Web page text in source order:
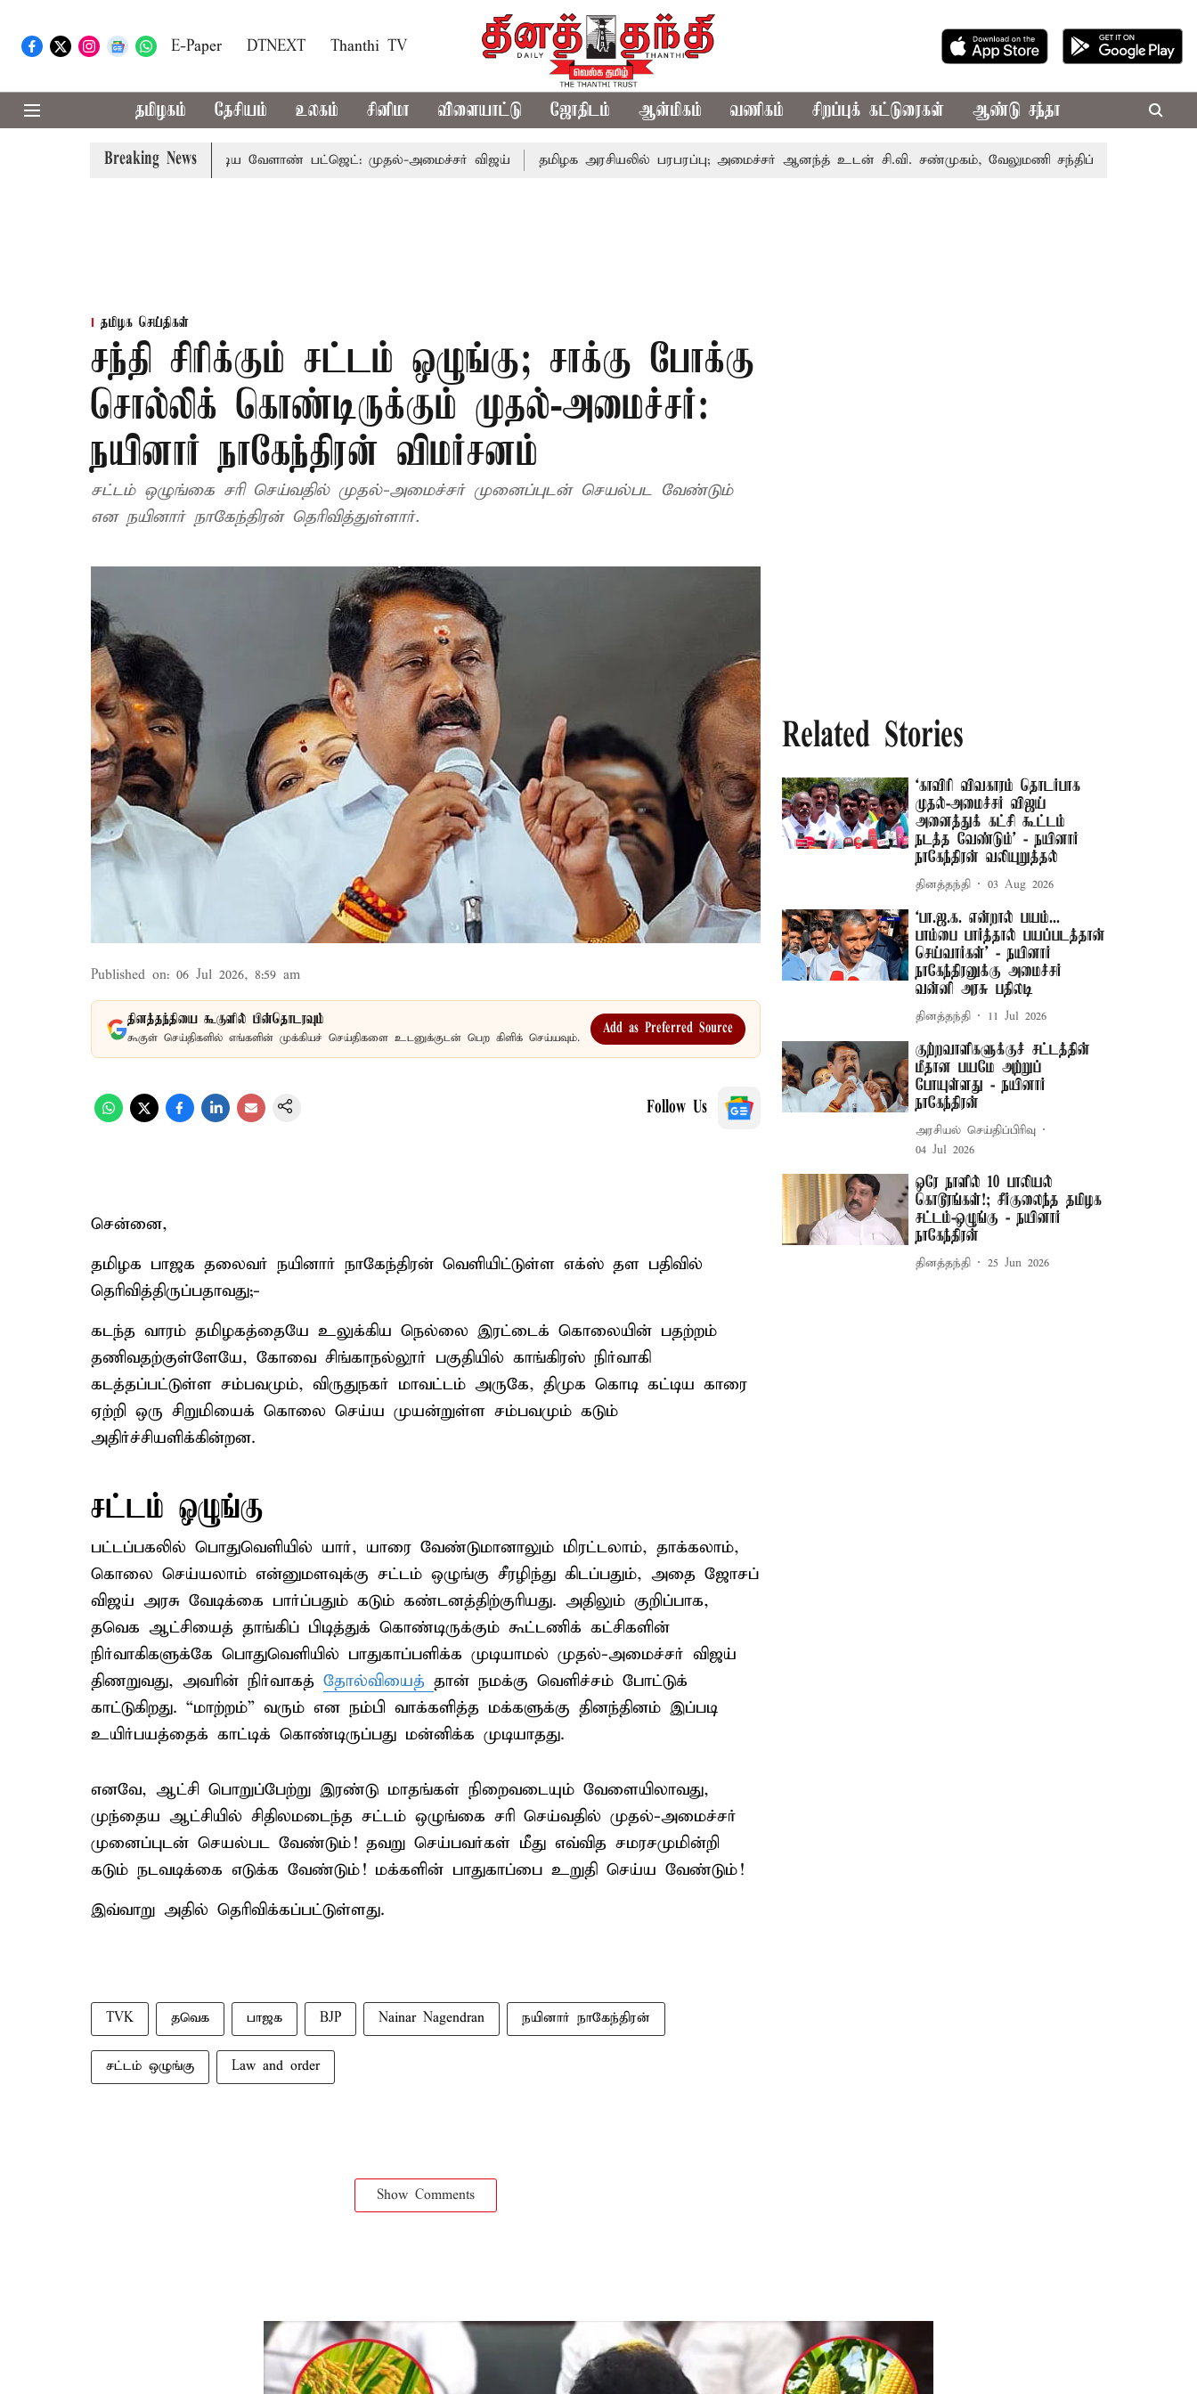
E-Paper DTNEXT Thanthi TV
தமிழகம் தேசியம் உலகம் சினிமா விளையாட்டு ஜோதிடம் ஆன்மிகம் வணிகம் சிறப்புக் கட்டுரைகள் ஆண்டு சந்தா
Breaking News
பார்வையுடன் கூடிய வேளாண் பட்ஜெட்: முதல்-அமைச்சர் விஜய் தமிழக அரசியலில் பரபரப்பு; அமைச்சர் ஆனந்த் உடன் சி.வி. சண்முகம், வேலுமணி சந்திப்பு மண் வளம்
தமிழக செய்திகள்
சந்தி சிரிக்கும் சட்டம் ஒழுங்கு; சாக்கு போக்கு
சொல்லிக் கொண்டிருக்கும் முதல்-அமைச்சர்:
நயினார் நாகேந்திரன் விமர்சனம்
சட்டம் ஒழுங்கை சரி செய்வதில் முதல்-அமைச்சர் முனைப்புடன் செயல்பட வேண்டும்
என நயினார் நாகேந்திரன் தெரிவித்துள்ளார்.
Published on: 06 Jul 2026, 8:59 am
தினத்தந்தியை கூகுளில் பின்தொடரவும்
கூகுள் செய்திகளில் எங்களின் முக்கியச் செய்திகளை உடனுக்குடன் பெற கிளிக் செய்யவும்.
Add as Preferred Source
Follow Us
சென்னை,
தமிழக பாஜக தலைவர் நயினார் நாகேந்திரன் வெளியிட்டுள்ள எக்ஸ் தள பதிவில்
தெரிவித்திருப்பதாவது;-
கடந்த வாரம் தமிழகத்தையே உலுக்கிய நெல்லை இரட்டைக் கொலையின் பதற்றம்
தணிவதற்குள்ளேயே, கோவை சிங்காநல்லூர் பகுதியில் காங்கிரஸ் நிர்வாகி
கடத்தப்பட்டுள்ள சம்பவமும், விருதுநகர் மாவட்டம் அருகே, திமுக கொடி கட்டிய காரை
ஏற்றி ஒரு சிறுமியைக் கொலை செய்ய முயன்றுள்ள சம்பவமும் கடும்
அதிர்ச்சியளிக்கின்றன.
சட்டம் ஒழுங்கு
பட்டப்பகலில் பொதுவெளியில் யார், யாரை வேண்டுமானாலும் மிரட்டலாம், தாக்கலாம்,
கொலை செய்யலாம் என்னுமளவுக்கு சட்டம் ஒழுங்கு சீரழிந்து கிடப்பதும், அதை ஜோசப்
விஜய் அரசு வேடிக்கை பார்ப்பதும் கடும் கண்டனத்திற்குரியது. அதிலும் குறிப்பாக,
தவெக ஆட்சியைத் தாங்கிப் பிடித்துக் கொண்டிருக்கும் கூட்டணிக் கட்சிகளின்
நிர்வாகிகளுக்கே பொதுவெளியில் பாதுகாப்பளிக்க முடியாமல் முதல்-அமைச்சர் விஜய்
திணறுவது, அவரின் நிர்வாகத் தோல்வியைத் தான் நமக்கு வெளிச்சம் போட்டுக்
காட்டுகிறது. “மாற்றம்” வரும் என நம்பி வாக்களித்த மக்களுக்கு தினந்தினம் இப்படி
உயிர்பயத்தைக் காட்டிக் கொண்டிருப்பது மன்னிக்க முடியாதது.
எனவே, ஆட்சி பொறுப்பேற்று இரண்டு மாதங்கள் நிறைவடையும் வேளையிலாவது,
முந்தைய ஆட்சியில் சிதிலமடைந்த சட்டம் ஒழுங்கை சரி செய்வதில் முதல்-அமைச்சர்
முனைப்புடன் செயல்பட வேண்டும்! தவறு செய்பவர்கள் மீது எவ்வித சமரசமுமின்றி
கடும் நடவடிக்கை எடுக்க வேண்டும்! மக்களின் பாதுகாப்பை உறுதி செய்ய வேண்டும்!
இவ்வாறு அதில் தெரிவிக்கப்பட்டுள்ளது.
TVK தவெக பாஜக BJP Nainar Nagendran நயினார் நாகேந்திரன்
சட்டம் ஒழுங்கு Law and order
Show Comments
Related Stories
‘காவிரி விவகாரம் தொடர்பாக
முதல்-அமைச்சர் விஜய்
அனைத்துக் கட்சி கூட்டம்
நடத்த வேண்டும்’ - நயினார்
நாகேந்திரன் வலியுறுத்தல்
தினத்தந்தி 03 Aug 2026
‘பா.ஜ.க. என்றால் பயம்...
பாம்பை பார்த்தால் பயப்படத்தான்
செய்வார்கள்’ - நயினார்
நாகேந்திரனுக்கு அமைச்சர்
வன்னி அரசு பதிலடி
தினத்தந்தி 11 Jul 2026
குற்றவாளிகளுக்குச் சட்டத்தின்
மீதான பயமே அற்றுப்
போயுள்ளது - நயினார்
நாகேந்திரன்
அரசியல் செய்திப்பிரிவு
04 Jul 2026
ஒரே நாளில் 10 பாலியல்
கொடூரங்கள்!; சீர்குலைந்த தமிழக
சட்டம்-ஒழுங்கு - நயினார்
நாகேந்திரன்
தினத்தந்தி 25 Jun 2026